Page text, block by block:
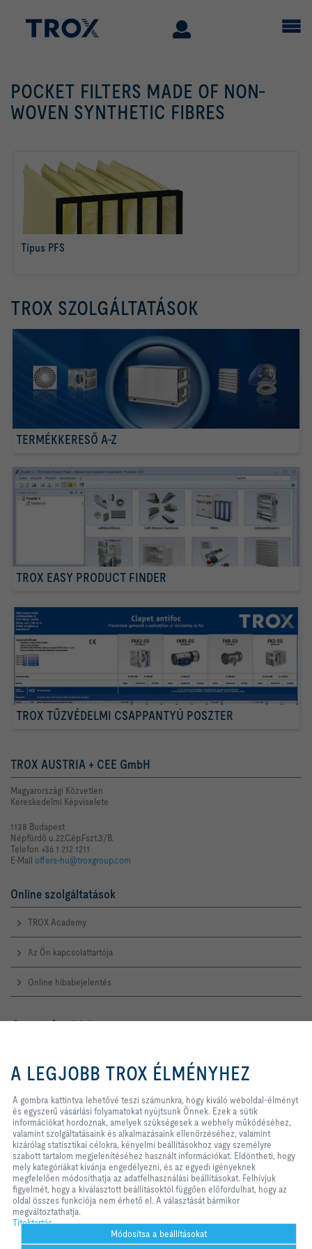
POCKET FILTERS MADE OF NON-
WOVEN SYNTHETIC FIBRES
Típus PFS
TROX SZOLGÁLTATÁSOK
TERMÉKKERESŐ A-Z
TROX EASY PRODUCT FINDER
TROX TŰZVÉDELMI CSAPPANTYÚ POSZTER
TROX AUSTRIA + CEE GmbH
Magyarországi Közvetlen
Kereskedelmi Képviselete
1138 Budapest
Népfürdő u.22.C.ép.Fszt.3/B.
Telefon +36 1 212 1211
E-Mail offers-hu@troxgroup.com
Online szolgáltatások
TROX Academy
Az Ön kapcsolattartója
Online hibabejelentés
Szerviz forródrót
Kereskedelmi Képviselete
Telefon +36 1 212 1211
Kapcsolat
A TROX A KÖZÖSSÉGI MÉDIÁBAN
Kezdőlap Kapcsolat
Titoktartás
Jogi nyilatkozat 2026 © TROX AUSTRIA + CEE GmbH
számunkra, hogy kiváló weboldal-
élményt és egyszerű vásárlási
Ezek a sütik információkat
hordoznak, amelyek szükségesek
a webhely működéséhez, valamint
szolgáltatásaink és alkalmazásaink
ellenőrzéséhez, valamint kizárólag
statisztikai célokra, kényelmi
beállításokhoz vagy személyre
szabott tartalom megjelenítéséhez
használt információkat. Eldöntheti,
hogy mely kategóriákat kívánja
igényeknek megfelelően
módosíthatja az adatfelhasználási
beállításokat. Felhívjuk figyelmét,
A LEGJOBB TROX ÉLMÉNYHEZ
A gombra kattintva lehetővé teszi számunkra, hogy kiváló weboldal-élményt
és egyszerű vásárlási folyamatokat nyújtsunk Önnek. Ezek a sütik
információkat hordoznak, amelyek szükségesek a webhely működéséhez,
valamint szolgáltatásaink és alkalmazásaink ellenőrzéséhez, valamint
kizárólag statisztikai célokra, kényelmi beállításokhoz vagy személyre
szabott tartalom megjelenítéséhez használt információkat. Eldöntheti, hogy
mely kategóriákat kívánja engedélyezni, és az egyedi igényeknek
megfelelően módosíthatja az adatfelhasználási beállításokat. Felhívjuk
figyelmét, hogy a kiválasztott beállításoktól függően előfordulhat, hogy az
oldal összes funkciója nem érhető el. A választását bármikor
megváltoztathatja.
Titoktartás
Módosítsa a beállításokat